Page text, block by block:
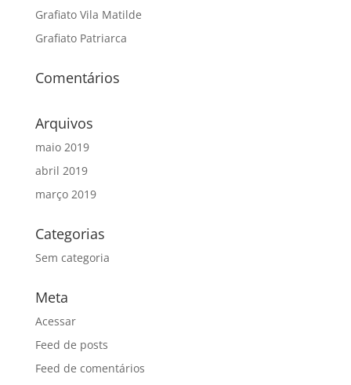
Grafiato Vila Matilde
Grafiato Patriarca
Comentários
Arquivos
maio 2019
abril 2019
março 2019
Categorias
Sem categoria
Meta
Acessar
Feed de posts
Feed de comentários